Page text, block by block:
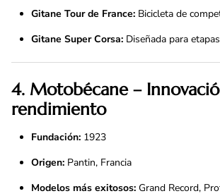
Gitane Tour de France: Bicicleta de
Gitane Super Corsa: Diseñada para
4. Motobécane –
rendimiento
Fundación: 1923
Origen: Pantin, Francia
Modelos más exitosos: Grand Record,